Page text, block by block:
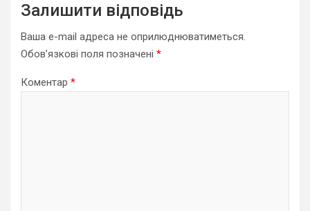
Залишити відповідь
Ваша e-mail адреса не оприлюднюватиметься.
Обов’язкові поля позначені *
Коментар *